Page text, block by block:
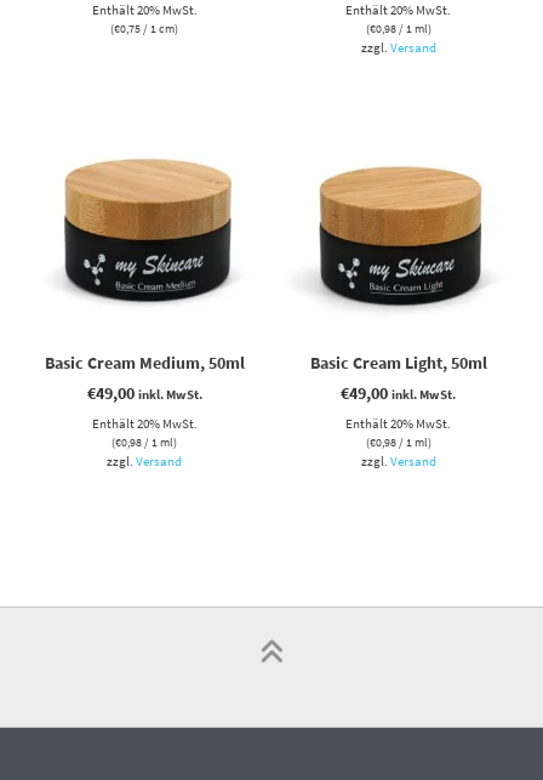
Enthält 20% MwSt.
(€0,75/ 1 cm)
Enthält 20% MwSt.
(€0,98/ 1 ml)
zzgl. Versand
Basic Cream Medium, 50ml
€49,00 inkl. MwSt.
Enthält 20% MwSt.
(€0,98/ 1 ml)
zzgl.Versand
Basic Cream Light, 50ml
€49,00 inkl. MwSt.
Enthält 20% MwSt.
(€0,98/ 1 ml)
zzgl. Versand